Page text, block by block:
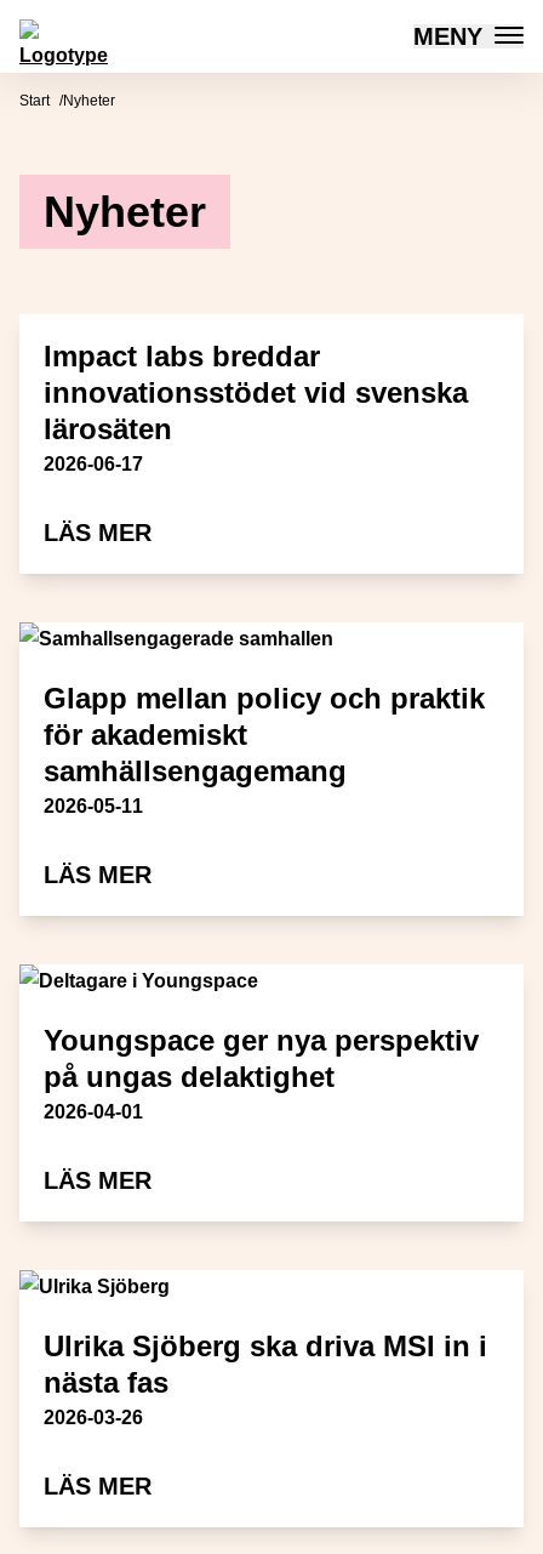
Hoppa till innehåll
Mötesplatsen Social Innovation MENY
Start Nyheter
Nyheter
Impact labs breddar
innovationsstödet vid svenska
lärosäten
Publiceringsdatum
2026-06-17
LÄS MEROM IMPACT LABS BREDDAR
Glapp mellan policy och praktik
för akademiskt
samhällsengagemang
Publiceringsdatum
2026-05-11
LÄS MEROM GLAPP MELLAN POLICY
Youngspace ger nya perspektiv
på ungas delaktighet
Publiceringsdatum
2026-04-01
LÄS MEROM YOUNGSPACE GER NYA
Ulrika Sjöberg ska driva MSI in i
nästa fas
Publiceringsdatum
2026-03-26
LÄS MEROM ULRIKA SJÖBERG SKA